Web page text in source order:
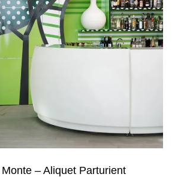
– Aliquet Parturient